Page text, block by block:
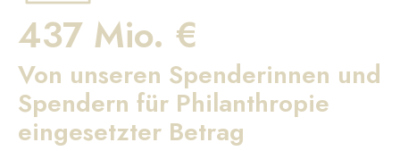
437 Mio. €
Von unseren Spenderinnen und
Spendern für Philanthropie
eingesetzter Betrag